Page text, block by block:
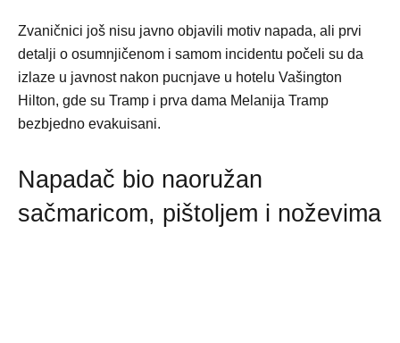
Zvaničnici još nisu javno objavili motiv napada, ali prvi
detalji o osumnjičenom i samom incidentu počeli su da
izlaze u javnost nakon pucnjave u hotelu Vašington
Hilton, gde su Tramp i prva dama Melanija Tramp
bezbjedno evakuisani.
Napadač bio naoružan
sačmaricom, pištoljem i noževima